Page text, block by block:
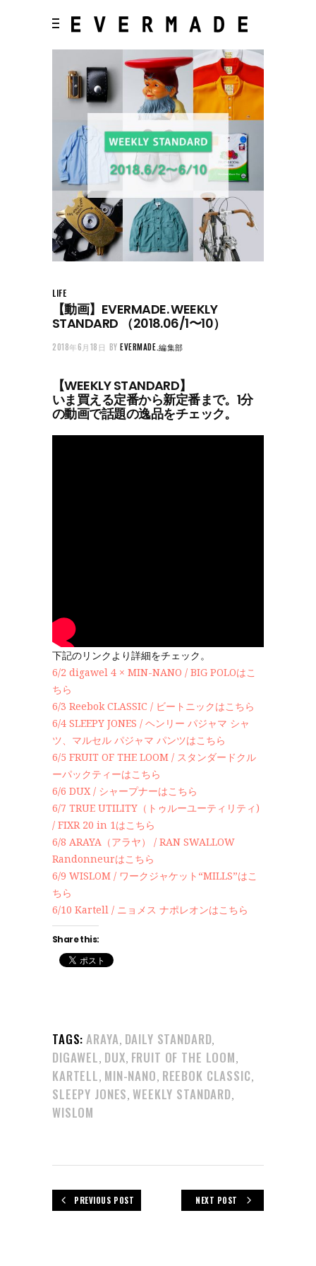
LIFE
【動画】EVERMADE. WEEKLY
STANDARD （2018.06/1〜10）
2018年6月18日 BYEVERMADE.編集部
【WEEKLY STANDARD】
いま買える定番から新定番まで。1分
の動画で話題の逸品をチェック。
下記のリンクより詳細をチェック。
6/2 digawel 4 × MIN-NANO / BIG POLOはこ
ちら
6/3 Reebok CLASSIC / ビートニックはこちら
6/4 SLEEPY JONES / ヘンリー パジャマ シャ
ツ、マルセル パジャマ パンツはこちら
6/5 FRUIT OF THE LOOM / スタンダードクル
ーパックティーはこちら
6/6 DUX / シャープナーはこちら
6/7 TRUE UTILITY（トゥルーユーティリティ)
/ FIXR 20 in 1はこちら
6/8 ARAYA（アラヤ） / RAN SWALLOW
Randonneurはこちら
6/9 WISLOM / ワークジャケット“MILLS”はこ
ちら
6/10 Kartell / ニョメス ナポレオンはこちら
Share this:
TAGS: ARAYA, DAILY STANDARD,
DIGAWEL, DUX, FRUIT OF THE LOOM,
KARTELL, MIN-NANO, REEBOK CLASSIC,
SLEEPY JONES, WEEKLY STANDARD,
WISLOM
PREVIOUS POST NEXT POST